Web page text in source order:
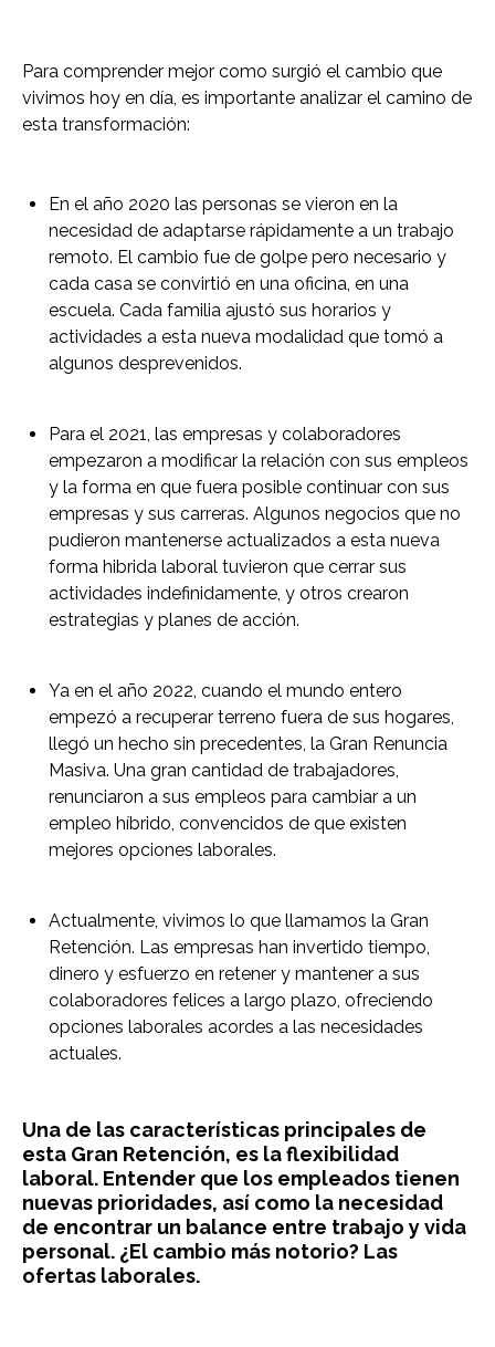
Para comprender mejor como surgió el cambio que
vivimos hoy en día, es importante analizar el camino de
esta transformación:
En el año 2020 las personas se vieron en la
necesidad de adaptarse rápidamente a un trabajo
remoto. El cambio fue de golpe pero necesario y
cada casa se convirtió en una oficina, en una
escuela. Cada familia ajustó sus horarios y
actividades a esta nueva modalidad que tomó a
algunos desprevenidos.
Para el 2021, las empresas y colaboradores
empezaron a modificar la relación con sus empleos
y la forma en que fuera posible continuar con sus
empresas y sus carreras. Algunos negocios que no
pudieron mantenerse actualizados a esta nueva
forma hibrida laboral tuvieron que cerrar sus
actividades indefinidamente, y otros crearon
estrategias y planes de acción.
Ya en el año 2022, cuando el mundo entero
empezó a recuperar terreno fuera de sus hogares,
llegó un hecho sin precedentes, la Gran Renuncia
Masiva. Una gran cantidad de trabajadores,
renunciaron a sus empleos para cambiar a un
empleo híbrido, convencidos de que existen
mejores opciones laborales.
Actualmente, vivimos lo que llamamos la Gran
Retención. Las empresas han invertido tiempo,
dinero y esfuerzo en retener y mantener a sus
colaboradores felices a largo plazo, ofreciendo
opciones laborales acordes a las necesidades
actuales.
Una de las características principales de
esta Gran Retención, es la flexibilidad
laboral. Entender que los empleados tienen
nuevas prioridades, así como la necesidad
de encontrar un balance entre trabajo y vida
personal. ¿El cambio más notorio? Las
ofertas laborales.